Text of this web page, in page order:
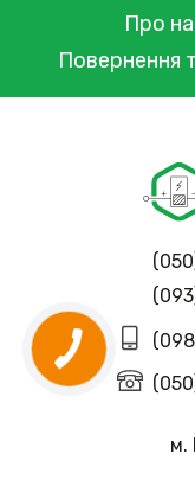
Про
Повернення
м.